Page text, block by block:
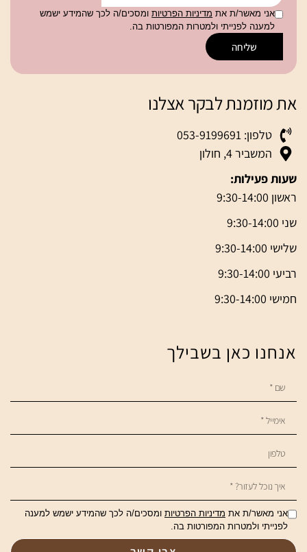
אני מאשר/ת את מדיניות הפרטיותומסכים/ה לכך שהמידע ישמש
למענה לפנייתי ולמטרות המפורטות בה.
שליחה
את מוזמנת לבקר אצלנו
טלפון: 053-9199691
המשביר 4, חולון
שעות פעילות:
ראשון 9:30-14:00
שני 9:30-14:00
שלישי 9:30-14:00
רביעי 9:30-14:00
חמישי 9:30-14:00
אנחנו כאן בשבילך
אני מאשר/ת את מדיניות הפרטיות ומסכים/ה לכך שהמידע ישמש למענה
לפנייתי ולמטרות המפורטות בה.